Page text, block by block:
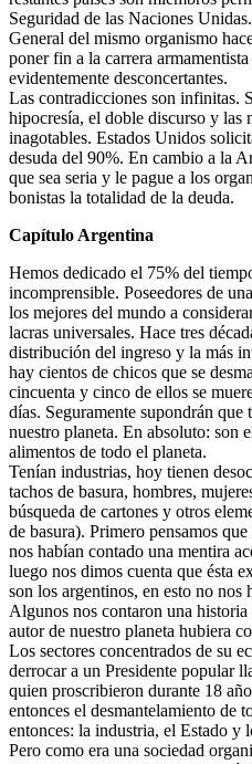
Seguridad de las Naciones
General del mismo organismo
poner fin a la carrera
evidentemente desconcertantes.
Las contradicciones son infinitas.
hipocresía, el doble discurso y las
inagotables. Estados Unidos
desuda del 90%. En cambio a la
que sea seria y le pague a los
bonistas la totalidad de la deuda.
Capítulo Argentina
Hemos dedicado el 75% del
incomprensible. Poseedores de
los mejores del mundo a
lacras universales. Hace tres
distribución del ingreso y la más
hay cientos de chicos que se
cincuenta y cinco de ellos se
días. Seguramente supondrán
nuestro planeta. En absoluto: son
alimentos de todo el planeta.
Tenían industrias, hoy tienen
tachos de basura, hombres,
búsqueda de cartones y otros
de basura). Primero pensamos
nos habían contado una mentira
luego nos dimos cuenta que ésta
son los argentinos, en esto no nos
Algunos nos contaron una
autor de nuestro planeta hubiera
Los sectores concentrados de su
derrocar a un Presidente popular
quien proscribieron durante 18
entonces el desmantelamiento de
entonces: la industria, el Estado y
Pero como era una sociedad